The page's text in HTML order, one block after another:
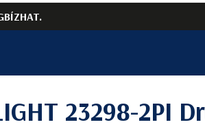
23298-2PI